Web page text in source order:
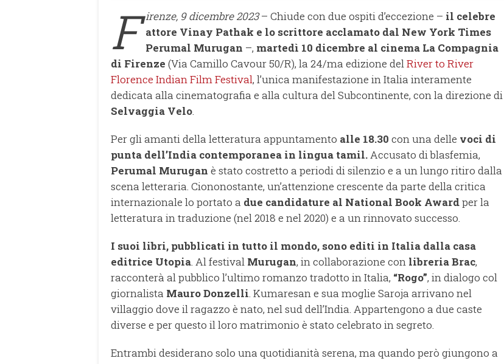
F irenze, 9 dicembre 2023– Chiude con due ospiti d’eccezione – il celebre
attore Vinay Pathak e lo scrittore acclamato dal New York Times
Perumal Murugan –, martedì 10 dicembre al cinema La Compagnia
di Firenze (Via Camillo Cavour 50/R), la 24/ma edizione delRiver to River
Florence Indian Film Festival, l’unica manifestazione in Italia interamente
dedicata alla cinematografia e alla cultura del Subcontinente, con la direzione di
Selvaggia Velo.
Per gli amanti della letteratura appuntamento alle 18.30 con una delle voci di
punta dell’India contemporanea in lingua tamil.Accusato di blasfemia,
Perumal Murugan è stato costretto a periodi di silenzio e a un lungo ritiro dalla
scena letteraria. Ciononostante, un’attenzione crescente da parte della critica
internazionale lo portato a due candidature al National Book Awardper la
letteratura in traduzione (nel 2018 e nel 2020) e a un rinnovato successo.
I suoi libri, pubblicati in tutto il mondo, sono editi in Italia dalla casa
editrice Utopia. Al festival Murugan, in collaborazione con libreria Brac,
racconterà al pubblico l’ultimo romanzo tradotto in Italia, “Rogo”, in dialogo col
giornalista Mauro Donzelli. Kumaresan e sua moglie Saroja arrivano nel
villaggio dove il ragazzo è nato, nel sud dell’India. Appartengono a due caste
diverse e per questo il loro matrimonio è stato celebrato in segreto.
Entrambi desiderano solo una quotidianità serena, ma quando però giungono a